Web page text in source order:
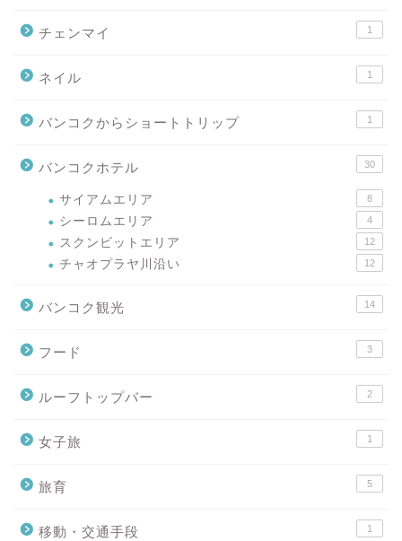
チェンマイ 1
ネイル 1
バンコクからショートトリップ 1
バンコクホテル 30
サイアムエリア 8
シーロムエリア 4
スクンビットエリア 12
チャオプラヤ川沿い 12
バンコク観光 14
フード 3
ルーフトップバー 2
女子旅 1
旅育 5
移動・交通手段 1